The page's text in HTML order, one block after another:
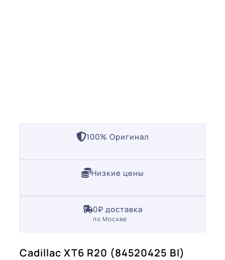
100% Оригинал
Низкие цены
0₽ доставка
по Москве
Cadillac XT6 R20 (84520425 Bl)